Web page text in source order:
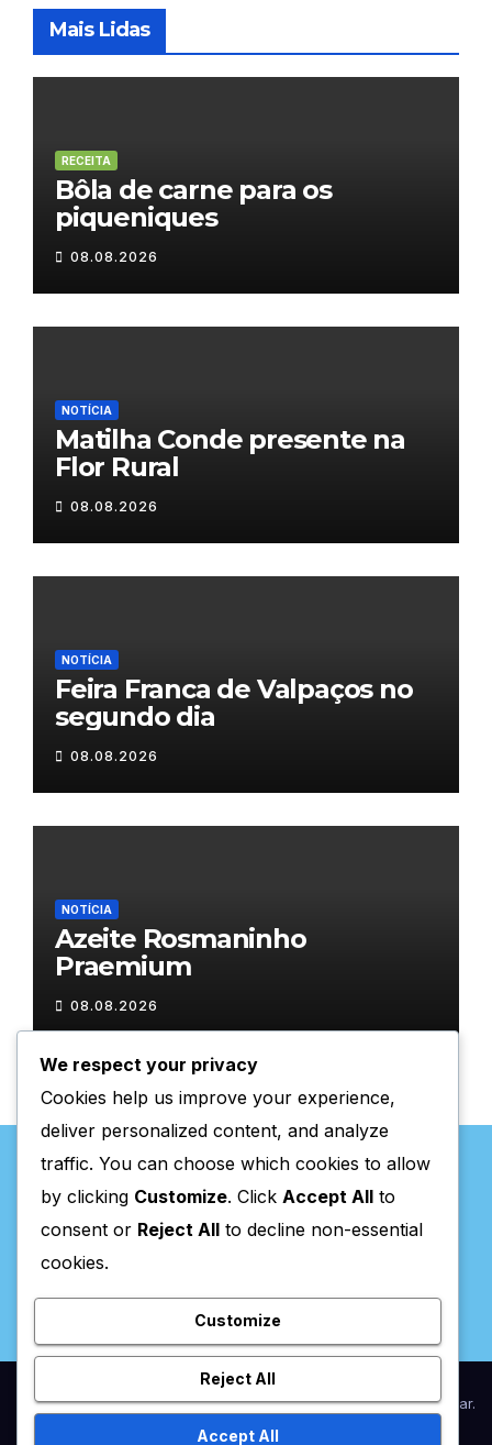
Mais Lidas
RECEITA
Bôla de carne para os
piqueniques
08.08.2026
NOTÍCIA
Matilha Conde presente na
Flor Rural
08.08.2026
NOTÍCIA
Feira Franca de Valpaços no
segundo dia
08.08.2026
NOTÍCIA
Azeite Rosmaninho
Praemium
08.08.2026
Valpaços Online
Proudly powered by WordPress|Theme:NewsupbyThemeansar.
We respect your privacy
Cookies help us improve your experience,
deliver personalized content, and analyze
traffic. You can choose which cookies to allow
by clicking Customize. Click Accept All to
consent or Reject All to decline non-essential
cookies.
Customize
Reject All
Accept All